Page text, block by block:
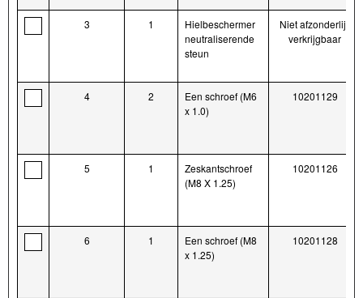
3 1
Hielbeschermer
neutraliserende
steun
Niet afzonderlijk
verkrijgbaar
4 2
Een schroef (M6
x 1.0)
10201129
5 1
Zeskantschroef
(M8 X 1.25)
10201126
6 1
Een schroef (M8
x 1.25)
10201128